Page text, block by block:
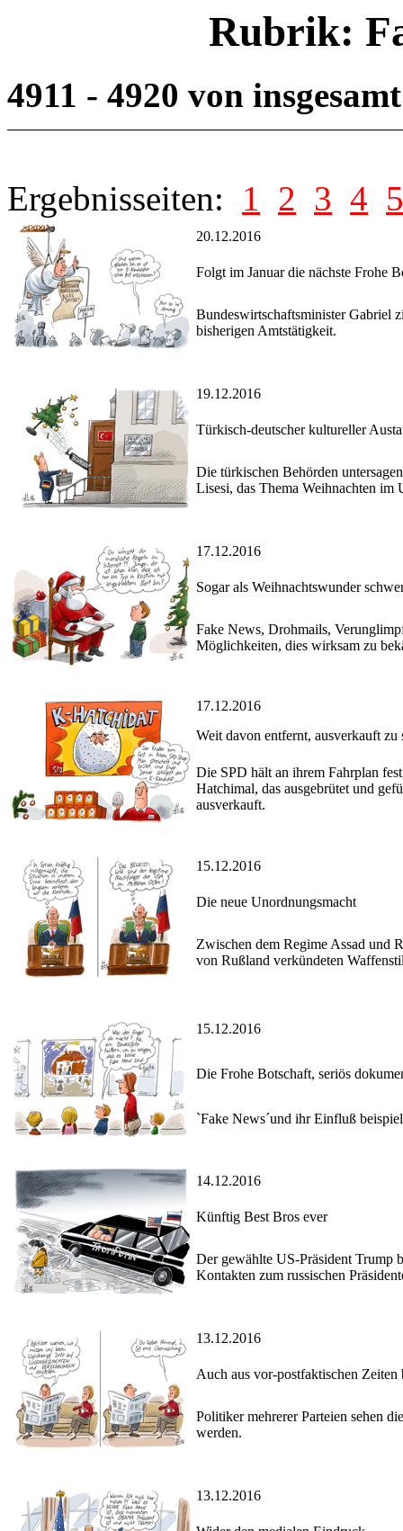
Rubrik:
4911 - 4920 von
Ergebnisseiten: 1 2 3 4 5
20.12.2016
Folgt im Januar die nächste Frohe
Bundeswirtschaftsminister Gabriel
bisherigen Amtstätigkeit.
19.12.2016
Türkisch-deutscher kultureller
Die türkischen Behörden
Lisesi, das Thema Weihnachten im
17.12.2016
Sogar als Weihnachtswunder
Fake News, Drohmails,
Möglichkeiten, dies wirksam zu
17.12.2016
Weit davon entfernt, ausverkauft zu
Die SPD hält an ihrem Fahrplan
Hatchimal, das ausgebrütet und
ausverkauft.
15.12.2016
Die neue Unordnungsmacht
Zwischen dem Regime Assad und
von Rußland verkündeten
15.12.2016
Die Frohe Botschaft, seriös
`Fake News´und ihr Einfluß
14.12.2016
Künftig Best Bros ever
Der gewählte US-Präsident Trump
Kontakten zum russischen
13.12.2016
Auch aus vor-postfaktischen Zeiten
Politiker mehrerer Parteien sehen
werden.
13.12.2016